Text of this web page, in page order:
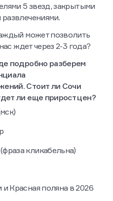
5 звезд, закрытыми
может позволить
ждет через 2-3 года?
подробно разберем
Стоит ли Сочи
ли еще прирост цен?
кликабельна)
и Красная поляна в 2026